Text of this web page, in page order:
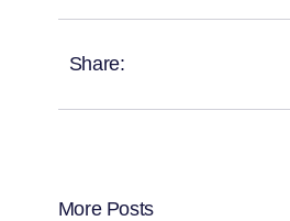
Share:
More Posts